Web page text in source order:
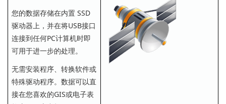
您的数据存储在内置 SSD
驱动器上，并在将USB接口
连接到任何PC计算机时即
可用于进一步的处理。
无需安装程序、转换软件或
特殊驱动程序。数据可以直
接在您喜欢的GIS或电子表